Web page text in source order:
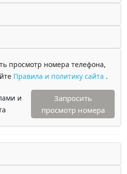
просмотр номера телефона,
Правила и политику сайта .
и
Запросить
просмотр номера